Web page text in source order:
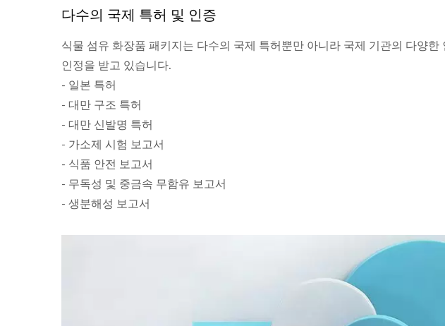
다수의 국제 특허 및 인증
식물 섬유 화장품 패키지는 다수의 국제 특허뿐만 아니라 국제 기관의 다양
인정을 받고 있습니다.
- 일본 특허
- 대만 구조 특허
- 대만 신발명 특허
- 가소제 시험 보고서
- 식품 안전 보고서
- 무독성 및 중금속 무함유 보고서
- 생분해성 보고서
식물 섬유 립밤 튜브